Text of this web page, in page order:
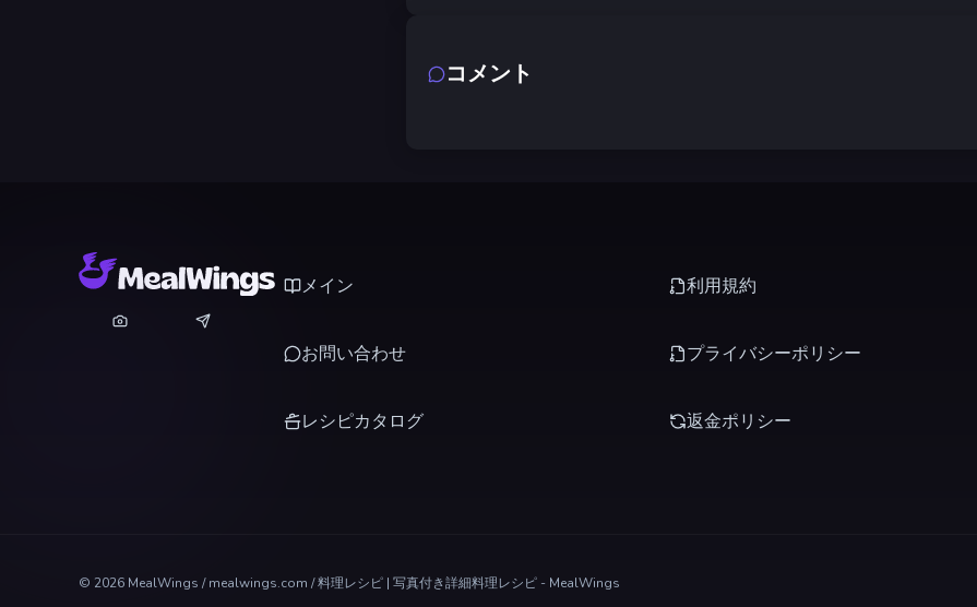
コメント
メイン
お問い合わせ
レシピカタログ
利用規約
プライバシーポリシー
返金ポリシー
© 2026 MealWings / mealwings.com /料理レシピ | 写真付き詳細料理レシピ - MealWings